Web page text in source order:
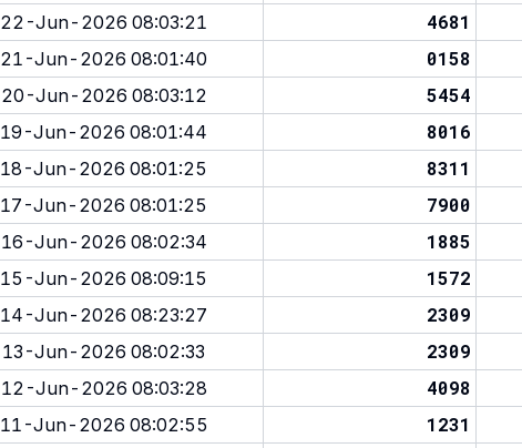
22-Jun-2026 08:03:21 4681
21-Jun-2026 08:01:40 0158
20-Jun-2026 08:03:12 5454
19-Jun-2026 08:01:44 8016
18-Jun-2026 08:01:25 8311
17-Jun-2026 08:01:25 7900
16-Jun-2026 08:02:34 1885
15-Jun-2026 08:09:15 1572
14-Jun-2026 08:23:27 2309
13-Jun-2026 08:02:33 2309
12-Jun-2026 08:03:28 4098
11-Jun-2026 08:02:55 1231